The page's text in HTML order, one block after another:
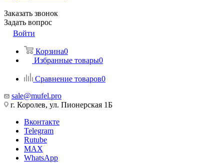
Заказать звонок
Задать вопрос
Войти
Корзина0
Избранные товары0
Сравнение товаров0
sale@mufel.pro
г. Королев, ул. Пионерская 1Б
Вконтакте
Telegram
Rutube
MAX
WhatsApp